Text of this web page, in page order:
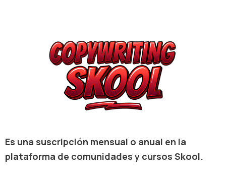
Es una suscripción mensual o anual en la
plataforma de comunidades y cursos Skool.